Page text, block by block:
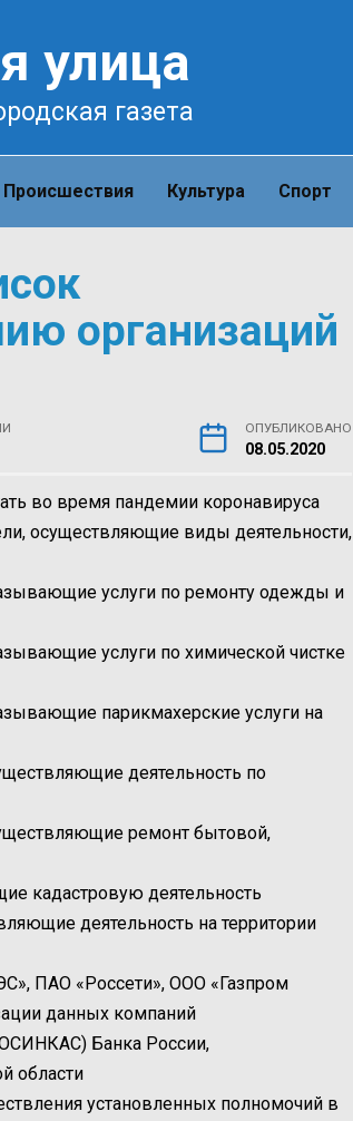
улица
газета
Происшествия Культура Спорт
организаций
ОПУБЛИКОВАНО
08.05.2020
во время пандемии коронавируса
осуществляющие виды деятельности,
услуги по ремонту одежды и
услуги по химической чистке
парикмахерские услуги на
деятельность по
ремонт бытовой,
кадастровую деятельность
деятельность на территории
ПАО «Россети», ООО «Газпром
данных компаний
Банка России,
области
установленных полномочий в